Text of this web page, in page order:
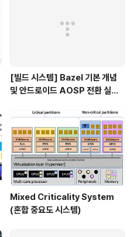
[빌드 시스템] Bazel 기본 개념
및 안드로이드 AOSP 전환 실패
Mixed Criticality System
(혼합 중요도 시스템)